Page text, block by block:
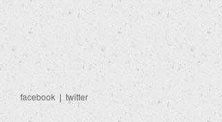
facebook | twitter